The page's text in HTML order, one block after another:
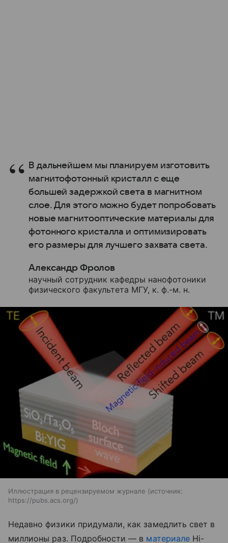
В дальнейшем мы планируем изготовить
магнитофотонный кристалл с еще
большей задержкой света в магнитном
слое. Для этого можно будет попробовать
новые магнитооптические материалы для
фотонного кристалла и оптимизировать
его размеры для лучшего захвата света.
Александр Фролов
научный сотрудник кафедры нанофотоники
физического факультета МГУ, к. ф.-м. н.
Иллюстрация в рецензируемом журнале
источник:
https://pubs.acs.org/
Недавно физики придумали, как замедлить свет в
миллионы раз. Подробности — в материалеHi-